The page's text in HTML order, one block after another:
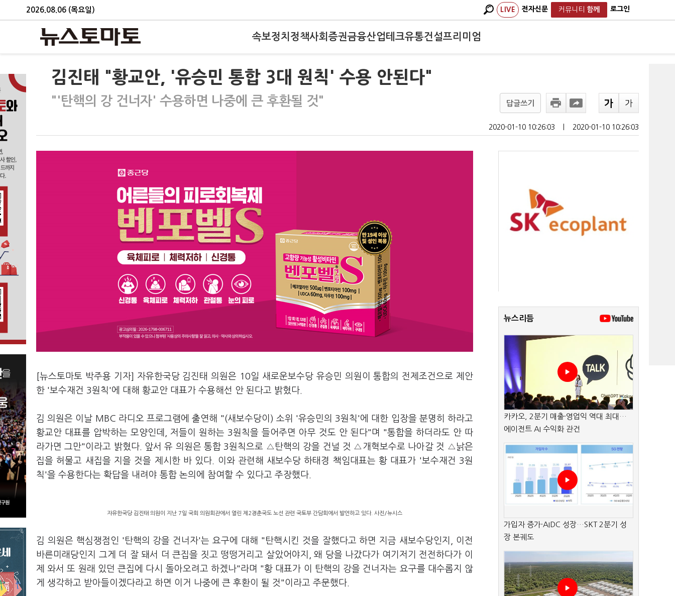
2026.08.06 (목요일) LIVE 전자신문 커뮤니티 함께 로그인
속보정치 정책사회 증권금융산업테크유통건설프리미엄
김진태 "황교안, '유승민 통합 3대 원칙' 수용 안된다"
"'탄핵의 강 건너자' 수용하면 나중에 큰 후환될 것" 답글쓰기
2020-01-10 10:26:03 2020-01-10 10:26:03
[뉴스토마토 박주용 기자] 자유한국당 김진태 의원은 10일 새로운보수당 유승민 의원이 통합의 전제조건으로 제안
한 '보수재건 3원칙'에 대해 황교안 대표가 수용해선 안 된다고 밝혔다.
김 의원은 이날 MBC 라디오 프로그램에 출연해 "(새보수당이) 소위 '유승민의 3원칙'에 대한 입장을 분명히 하라고
황교안 대표를 압박하는 모양인데, 저들이 원하는 3원칙을 들어주면 아무 것도 안 된다"며 "통합을 하더라도 안 따
라가면 그만"이라고 밝혔다. 앞서 유 의원은 통합 3원칙으로 △탄핵의 강을 건널 것 △개혁보수로 나아갈 것 △낡은
집을 허물고 새집을 지을 것을 제시한 바 있다. 이와 관련해 새보수당 하태경 책임대표는 황 대표가 '보수재건 3원
칙'을 수용한다는 확답을 내려야 통합 논의에 참여할 수 있다고 주장했다.
자유한국당 김진태 의원이 지난 7일 국회 의원회관에서 열린 제2경춘국도 노선 관련 국토부 간담회에서 발언하고 있다. 사진/뉴시스
김 의원은 핵심쟁점인 '탄핵의 강을 건너자'는 요구에 대해 "탄핵시킨 것을 잘했다고 하면 지금 새보수당인지, 이전
바른미래당인지 그게 더 잘 돼서 더 큰집을 짓고 떵떵거리고 살았어야지, 왜 당을 나갔다가 여기저기 전전하다가 이
제 와서 또 원래 있던 큰집에 다시 돌아오려고 하겠나"라며 "황 대표가 이 탄핵의 강을 건너자는 요구를 대수롭지 않
게 생각하고 받아들이겠다라고 하면 이거 나중에 큰 후환이 될 것"이라고 주문했다.
뉴스리듬
카카오, 2분기 매출·영업익 역대 최대…
에이전트 AI 수익화 관건
가입자 증가·AIDC 성장…SKT 2분기 성
장 본궤도